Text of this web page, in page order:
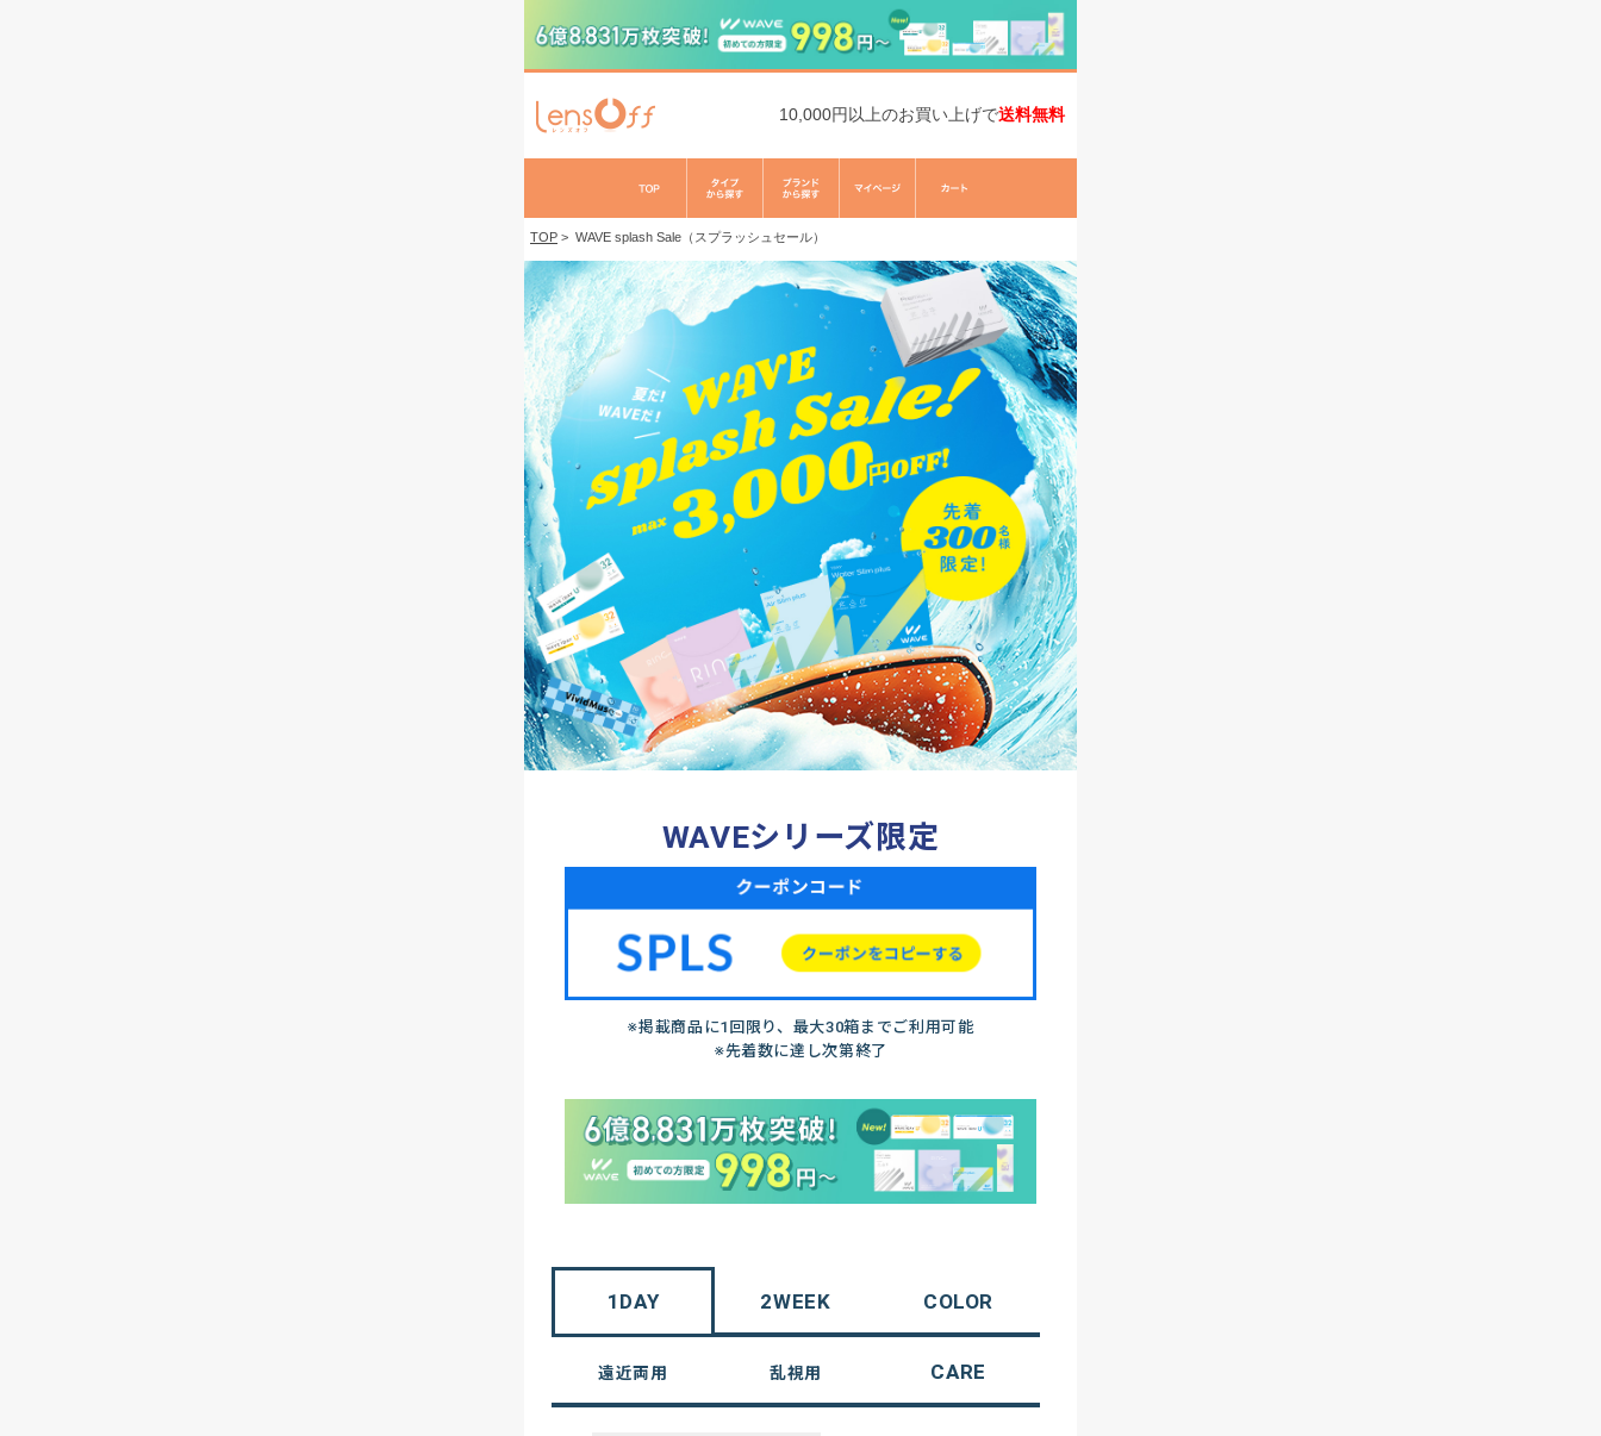
10,000円以上のお買い上げで送料無料
TOP > WAVE splash Sale（スプラッシュセール）
WAVEシリーズ限定
※掲載商品に1回限り、最大30箱までご利用可能
※先着数に達し次第終了
1DAY 2WEEK COLOR
遠近両用 乱視用 CARE